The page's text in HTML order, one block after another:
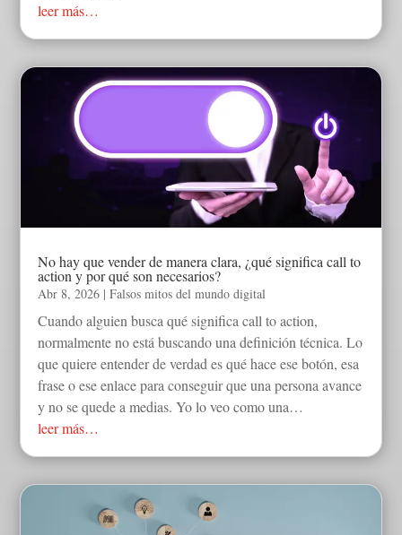
leer más…
No hay que vender de manera clara, ¿qué significa call to
action y por qué son necesarios?
Abr 8, 2026 |Falsos mitos del mundo digital
Cuando alguien busca qué significa call to action,
normalmente no está buscando una definición técnica. Lo
que quiere entender de verdad es qué hace ese botón, esa
frase o ese enlace para conseguir que una persona avance
y no se quede a medias. Yo lo veo como una…
leer más…